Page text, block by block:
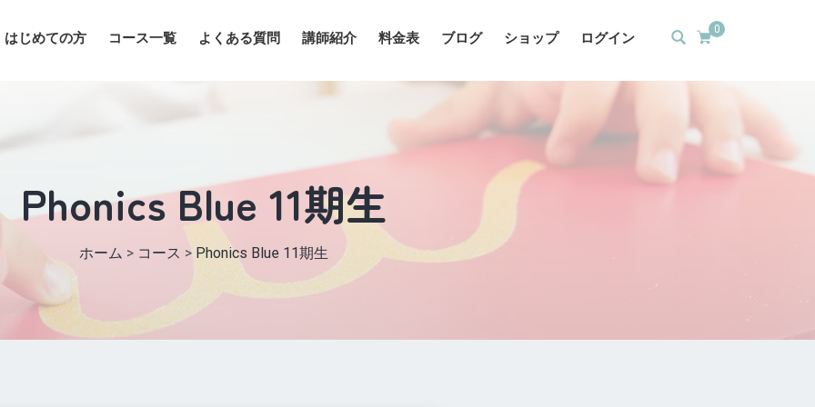
0
はじめての方 コース一覧 よくある質問 講師紹介 料金表 ブログ ショップ ログイン
Phonics Blue 11期生
ホーム > コース > Phonics Blue 11期生